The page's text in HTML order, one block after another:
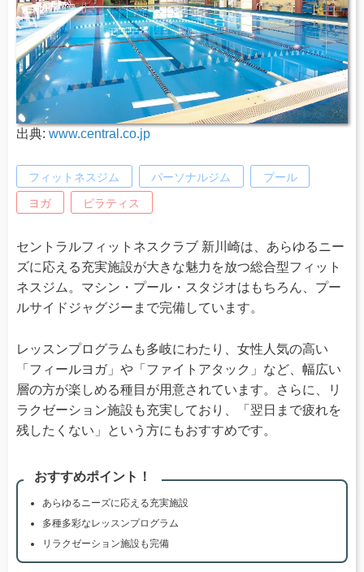
出典: www.central.co.jp
フィットネスジム パーソナルジム プール
ヨガ ピラティス
セントラルフィットネスクラブ 新川崎は、あらゆるニー
ズに応える充実施設が大きな魅力を放つ総合型フィット
ネスジム。マシン・プール・スタジオはもちろん、プー
ルサイドジャグジーまで完備しています。
レッスンプログラムも多岐にわたり、女性人気の高い
「フィールヨガ」や「ファイトアタック」など、幅広い
層の方が楽しめる種目が用意されています。さらに、リ
ラクゼーション施設も充実しており、「翌日まで疲れを
残したくない」という方にもおすすめです。
おすすめポイント！
あらゆるニーズに応える充実施設
多種多彩なレッスンプログラム
リラクゼーション施設も完備